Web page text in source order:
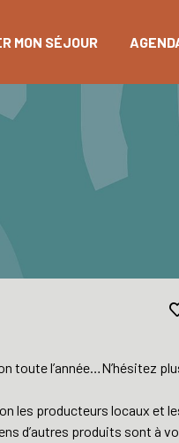
MON SÉJOUR
toute l’année…N’hésitez
les producteurs locaux et
d’autres produits sont à